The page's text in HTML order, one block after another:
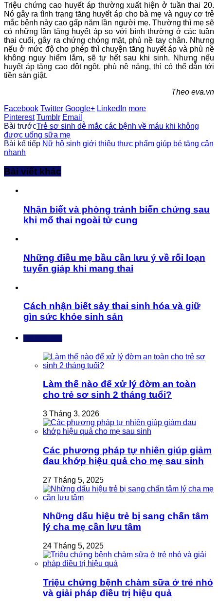
Triệu chứng cao huyết áp thường xuất hiện ở tuần thai 20.
Nó gây ra tình trạng tăng huyết áp cho bà mẹ và nguy cơ trẻ
mắc bệnh này cao gấp năm lần người mẹ. Thường thì mẹ sẽ
có những lần tăng huyết áp so với bình thường ở các tuần
thai cuối, gây ra chứng chóng mặt, phù nề tay chân. Nhưng
nếu ở mức độ cho phép thì chuyện tăng huyết áp và phù nề
không nguy hiểm lắm, sẽ tự hết sau khi sinh. Nhưng nếu
huyết áp tăng cao đột ngột, phù nệ nặng, thì có thể dẫn tới
tiền sản giật.
Theo eva.vn
Facebook Twitter Google+ LinkedIn more
Pinterest Tumblr Email
Bài trướcTrẻ sơ sinh dễ mắc các bệnh về máu khi không
được uống sữa mẹ
Bài kế tiếp Nữ hộ sinh giới thiệu thực phẩm giúp bé tăng cân
nhanh
Bài viết khác
Nhận biết và phòng tránh biến chứng sau
khi mổ thai ngoài tử cung
Những điều mẹ bầu cần lưu ý về rối loạn
tuyến giáp khi mang thai
Cách nhận biết sảy thai sinh hóa và giữ
gìn sức khỏe sinh sản
Làm thế nào để xử lý đờm an toàn
cho trẻ sơ sinh 2 tháng tuổi?
3 Tháng 3, 2026
Các phương pháp tự nhiên giúp giảm
đau khớp hiệu quả cho mẹ sau sinh
27 Tháng 5, 2025
Những dấu hiệu trẻ bị sang chấn tâm
lý cha mẹ cần lưu tâm
24 Tháng 5, 2025
Triệu chứng bệnh chàm sữa ở trẻ nhỏ
và giải pháp điều trị hiệu quả